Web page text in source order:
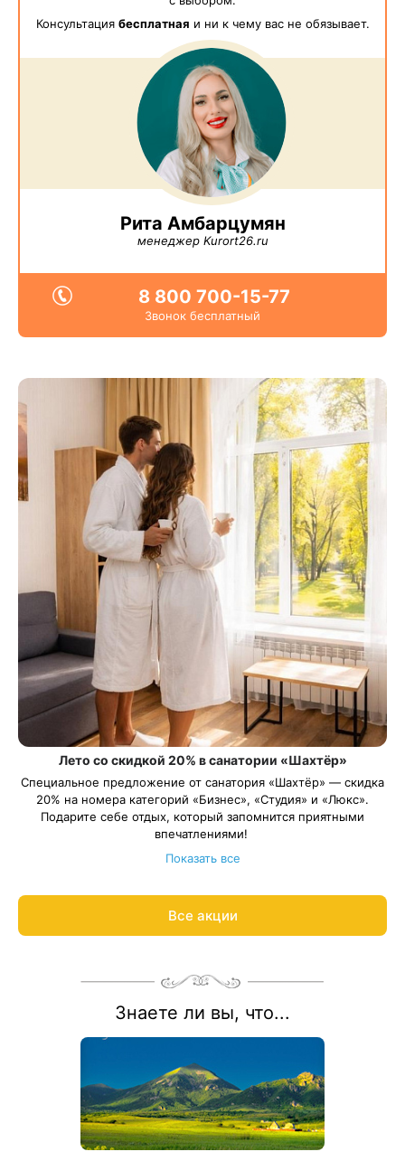
Консультация бесплатная и ни к чему вас не обязывает.
Рита Амбарцумян
менеджер Kurort26.ru
8 800 700-15-77
Звонок бесплатный
Лето со скидкой 20% в санатории «Шахтёр»
Специальное предложение от санатория «Шахтёр» — скидка
20% на номера категорий «Бизнес», «Студия» и «Люкс».
Подарите себе отдых, который запомнится приятными
впечатлениями!
Длительность путёвки — от 12 суток. Весь период
проживания должен пройти в период: 11 июня – 31 августа
акции:8 800 700-15-77
Показать все
Все акции
Знаете ли вы, что...